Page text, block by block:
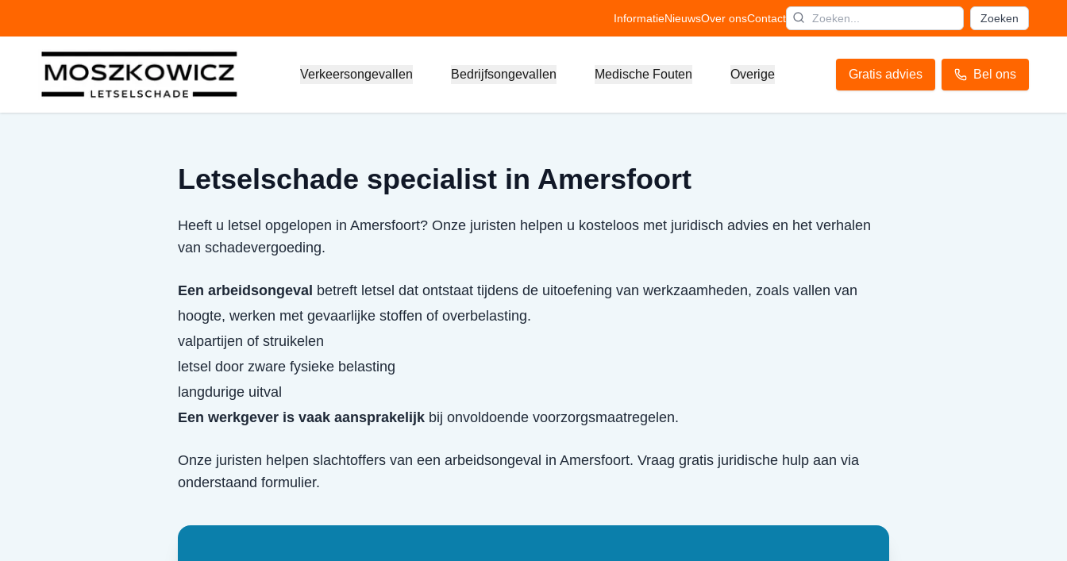
InformatieNieuwsOver onsContact Zoeken
Verkeersongevallen Bedrijfsongevallen Medische Fouten Overige Gratis advies Bel ons
Letselschade specialist in Amersfoort
Heeft u letsel opgelopen in Amersfoort? Onze juristen helpen u kosteloos met juridisch advies en het verhalen
van schadevergoeding.
Een arbeidsongeval betreft letsel dat ontstaat tijdens de uitoefening van werkzaamheden, zoals vallen van
hoogte, werken met gevaarlijke stoffen of overbelasting.
valpartijen of struikelen
letsel door zware fysieke belasting
langdurige uitval
Een werkgever is vaak aansprakelijk bij onvoldoende voorzorgsmaatregelen.
Onze juristen helpen slachtoffers van een arbeidsongeval in Amersfoort. Vraag gratis juridische hulp aan via
onderstaand formulier.